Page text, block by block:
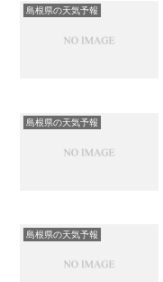
島根県の天気予報
島根県の天気予報
島根県の天気予報